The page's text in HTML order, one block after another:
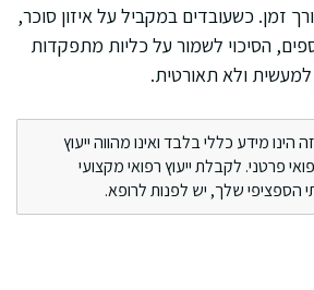
זמן. כשעובדים במקביל על איזון סוכר,
הסיכוי לשמור על כליות מתפקדות
ולא תאורטית.
מידע כללי בלבד ואינו מהווה ייעוץ
פרטני. לקבלת ייעוץ רפואי מקצועי
הספציפי שלך, יש לפנות לרופא.